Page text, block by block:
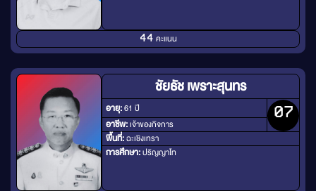
44 คะแนน
ชัยธัช เพราะสุนทร
อายุ:61 ปี
อาชีพ:เจ้าของกิจการ
07
พื้นที่:ฉะเชิงเทรา
การศึกษา:ปริญญาโท